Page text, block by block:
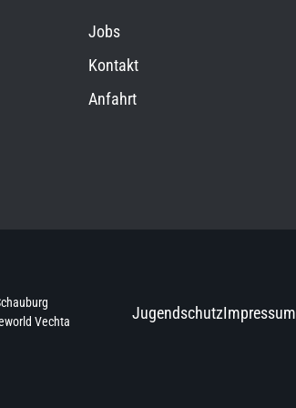
Jobs
Kontakt
Anfahrt
Vechta
JugendschutzImpressum